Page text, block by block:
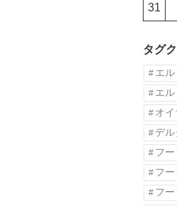
31
タグ
エ
エ
オ
デル
フ
フ
フー